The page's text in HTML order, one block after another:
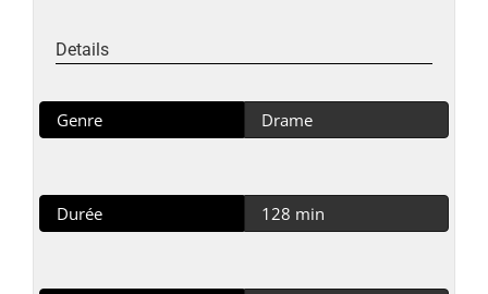
Details
Genre Drame
Durée 128 min